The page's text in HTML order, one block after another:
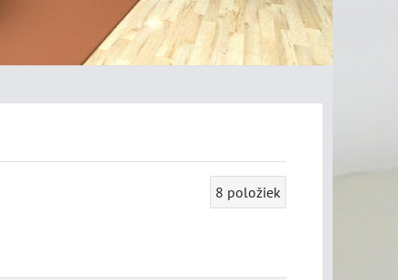
8 položiek